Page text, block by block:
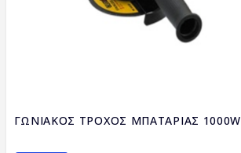
ΓΩΝΙΑΚΟΣ ΤΡΟΧΟΣ ΜΠΑΤΑΡΙΑΣ 1000W